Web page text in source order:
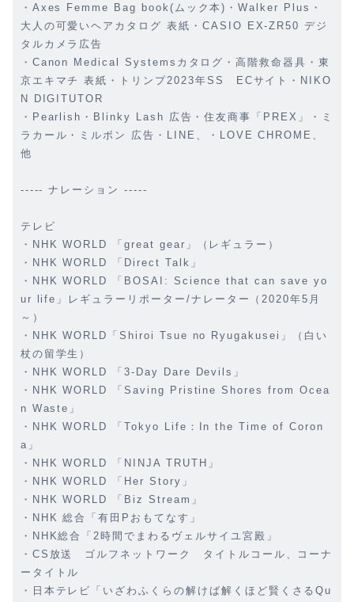
・Axes Femme Bag book(ムック本)・Walker Plus・
大人の可愛いヘアカタログ 表紙・CASIO EX-ZR50 デジ
タルカメラ広告
・Canon Medical Systemsカタログ・高階救命器具・東
京エキマチ 表紙・トリンプ2023年SS ECサイト・NIKO
N DIGITUTOR
・Pearlish・Blinky Lash 広告・住友商事「PREX」・ミ
ラカール・ミルボン 広告・LINE、・LOVE CHROME、
他
----- ナレーション -----
テレビ
・NHK WORLD 「great gear」（レギュラー）
・NHK WORLD 「Direct Talk」
・NHK WORLD 「BOSAI: Science that can save yo
ur life」レギュラーリポーター/ナレーター（2020年5月
～）
・NHK WORLD「Shiroi Tsue no Ryugakusei」（白い
杖の留学生）
・NHK WORLD 「3-Day Dare Devils」
・NHK WORLD 「Saving Pristine Shores from Ocea
n Waste」
・NHK WORLD 「Tokyo Life：In the Time of Coron
a」
・NHK WORLD 「NINJA TRUTH」
・NHK WORLD 「Her Story」
・NHK WORLD 「Biz Stream」
・NHK 総合「有田Pおもてなす」
・NHK総合「2時間でまわるヴェルサイユ宮殿」
・CS放送 ゴルフネットワーク タイトルコール、コーナ
ータイトル
・日本テレビ「いざわふくらの解けば解くほど賢くさるQu